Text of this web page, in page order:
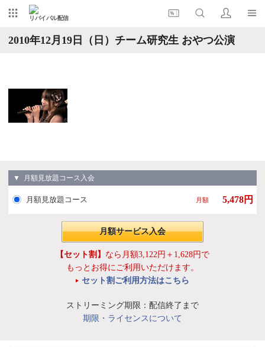
リバイバル配信
2010年12月19日（日）チーム研究生 おやつ公演
▼ 月額見放題コース入会
月額見放題コース 月額 5,478円
月額サービス入会
【セット割】 なら月額3,122円＋1,628円で
もっとお得にご利用いただけます。
セット割ご利用方法はこちら
ストリーミング期限：配信終了まで
期限・ライセンスについて